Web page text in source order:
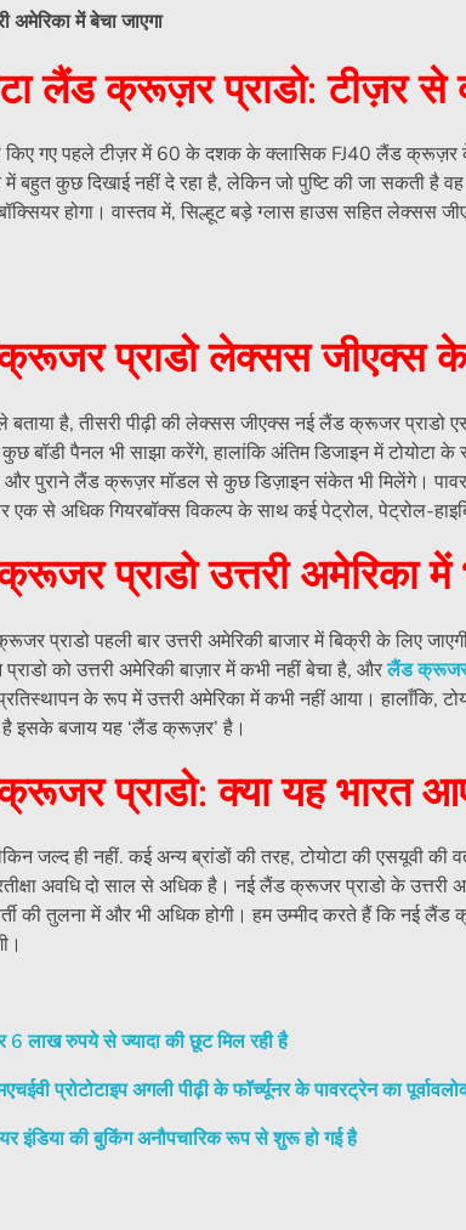
अमेरिका में बेचा जाएगा
लैंड क्रूज़र प्राडो: टीज़र से
किए गए पहले टीज़र में 60 के दशक के क्लासिक FJ40 लैंड
में बहुत कुछ दिखाई नहीं दे रहा है, लेकिन जो पुष्टि की जा सकती
होगा। वास्तव में, सिल्हूट बड़े ग्लास हाउस सहित लेक्सस
प्राडो लेक्सस जीएक्स के
है, तीसरी पीढ़ी की लेक्सस जीएक्स नई लैंड क्रूजर प्राडो
बॉडी पैनल भी साझा करेंगे, हालांकि अंतिम डिजाइन में
और पुराने लैंड क्रूज़र मॉडल से कुछ डिज़ाइन संकेत भी मिलेंगे।
एक से अधिक गियरबॉक्स विकल्प के साथ कई पेट्रोल, पेट्रोल-
प्राडो उत्तरी अमेरिका में
प्राडो पहली बार उत्तरी अमेरिकी बाजार में बिक्री के लिए
प्राडो को उत्तरी अमेरिकी बाज़ार में कभी नहीं बेचा है, औरलैंड
के रूप में उत्तरी अमेरिका में कभी नहीं आया। हालाँकि,
इसके बजाय यह ‘लैंड क्रूज़र’ है।
प्राडो: क्या यह भारत
जल्द ही नहीं. कई अन्य ब्रांडों की तरह, टोयोटा की एसयूवी की
अवधि दो साल से अधिक है। नई लैंड क्रूजर प्राडो के उत्तरी
की तुलना में और भी अधिक होगी। हम उम्मीद करते हैं कि नई
6 लाख रुपये से ज्यादा की छूट मिल रही है
प्रोटोटाइप अगली पीढ़ी के फॉर्च्यूनर के पावरट्रेन का
इंडिया की बुकिंग अनौपचारिक रूप से शुरू हो गई है